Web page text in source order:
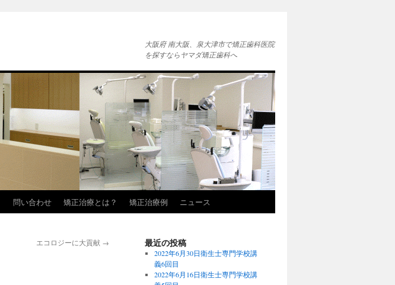
大阪府 南大阪、泉大津市で矯正歯科医院
を探すならヤマダ矯正歯科へ
問い合わせ 矯正治療とは？ 矯正治療例 ニュース
エコロジーに大貢献 → 最近の投稿
2022年6月30日衛生士専門学校講
義6回目
2022年6月16日衛生士専門学校講